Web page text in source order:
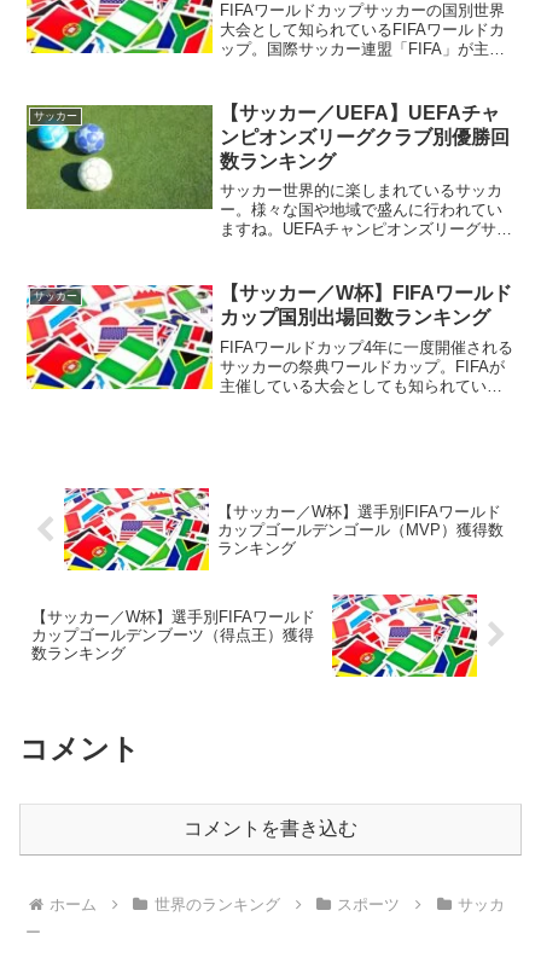
FIFAワールドカップサッカーの国別世界
大会として知られているFIFAワールドカ
ップ。国際サッカー連盟「FIFA」が主催
ルドカップ。国別の世界一決定戦という
側面を持つ...
サッカー
【サッカー／UEFA】UEFAチャ
ンピオンズリーグクラブ別優勝回
数ランキング
サッカー世界的に楽しまれているサッカ
ー。様々な国や地域で盛んに行われてい
ますね。UEFAチャンピオンズリーグサッ
つとなっているのが「UEFAチャンピオン
ズリーグ」。大会名...
サッカー
【サッカー／W杯】FIFAワールド
カップ国別出場回数ランキング
FIFAワールドカップ4年に一度開催される
サッカーの祭典ワールドカップ。FIFAが
主催している大会としても知られていま
【サッカー／W杯】選手別FIFAワールド
カップゴールデンゴール（MVP）獲得数
ランキング
【サッカー／W杯】選手別FIFAワールド
カップゴールデンブーツ（得点王）獲得
数ランキング
コメント
コメントを書き込む
ホーム 世界のランキング スポーツ
サッカ
ー